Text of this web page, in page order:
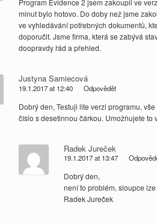
Program Evidence 2 jsem zakoupil ve
minut bylo hotovo. Do doby než jsme
ve vyhledávání potřebných dokumentů,
doporučit. Jsme firma, která se zabývá
doopravdy řád a přehled.
Justyna Samiecová
19.1.2017 at 12:40 Odpovědět
Dobrý den, Testuji lite verzi programu,
číslo s desetinnou čárkou. Umožňujete
Radek Jureček
19.1.2017 at 13:47
Dobrý den,
není to problém, sloupce
Radek Jureček